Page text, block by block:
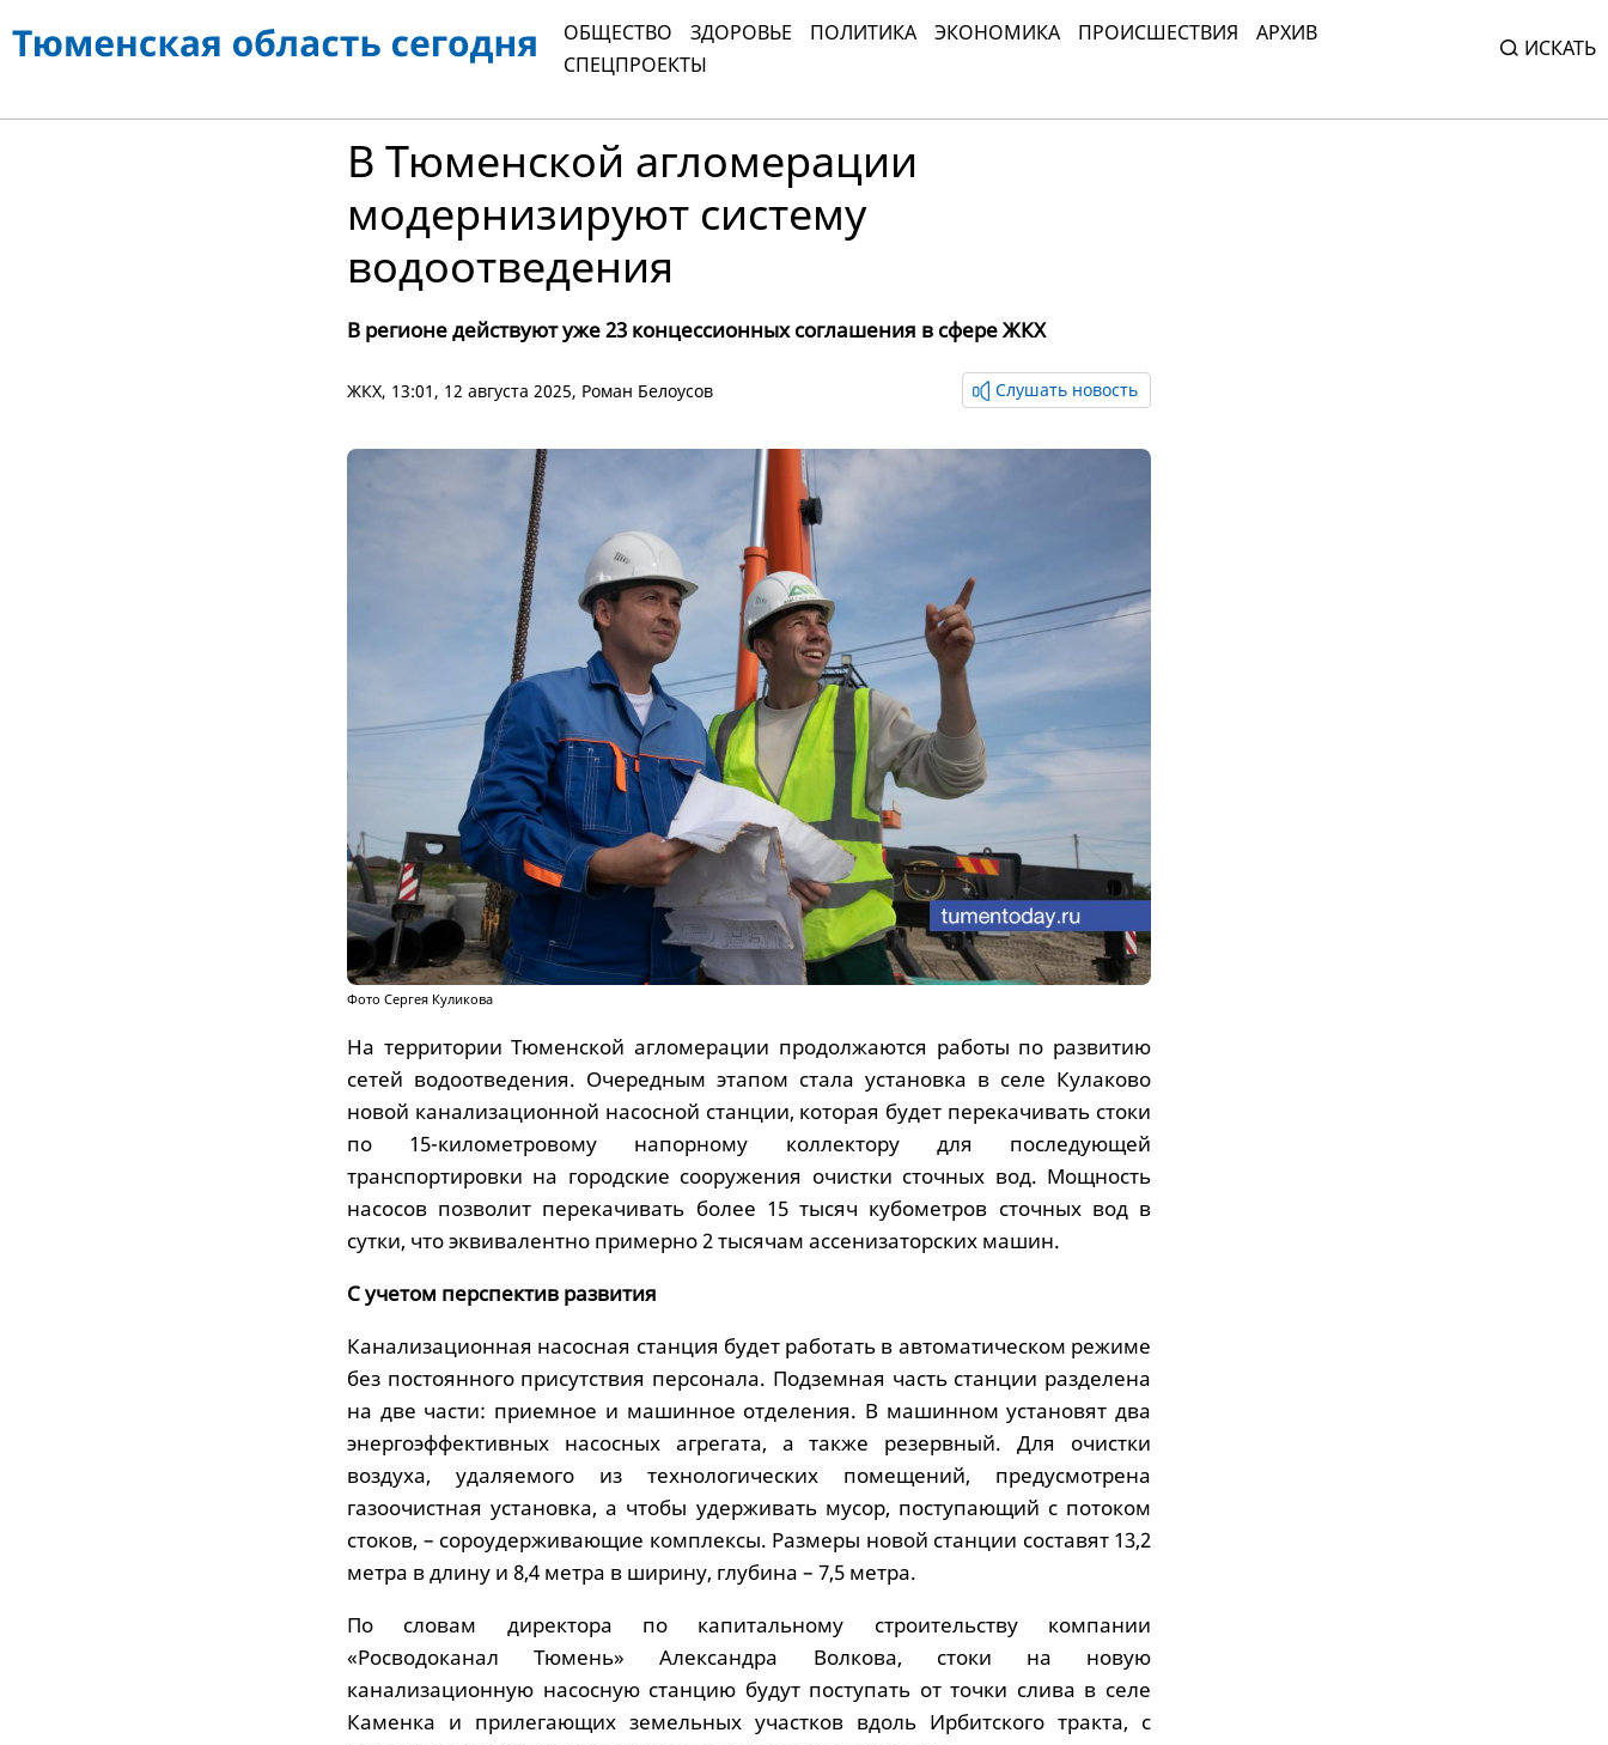
ОБЩЕСТВО ЗДОРОВЬЕ ПОЛИТИКА ЭКОНОМИКА ПРОИСШЕСТВИЯ
АРХИВ
СПЕЦПРОЕКТЫ
ИСКАТЬ
В Тюменской агломерации
модернизируют систему
водоотведения
В регионе действуют уже 23 концессионных соглашения в сфере ЖКХ
ЖКХ, 13:01, 12 августа 2025, Роман Белоусов Слушать новость
Фото Сергея Куликова
На территории Тюменской агломерации продолжаются работы по развитию
сетей водоотведения. Очередным этапом стала установка в селе Кулаково
новой канализационной насосной станции, которая будет перекачивать стоки
по 15-километровому напорному коллектору для последующей
транспортировки на городские сооружения очистки сточных вод. Мощность
насосов позволит перекачивать более 15 тысяч кубометров сточных вод в
сутки, что эквивалентно примерно 2 тысячам ассенизаторских машин.
С учетом перспектив развития
Канализационная насосная станция будет работать в автоматическом режиме
без постоянного присутствия персонала. Подземная часть станции разделена
на две части: приемное и машинное отделения. В машинном установят два
энергоэффективных насосных агрегата, а также резервный. Для очистки
воздуха, удаляемого из технологических помещений, предусмотрена
газоочистная установка, а чтобы удерживать мусор, поступающий с потоком
стоков, – сороудерживающие комплексы. Размеры новой станции составят 13,2
метра в длину и 8,4 метра в ширину, глубина – 7,5 метра.
По словам директора по капитальному строительству компании
«Росводоканал Тюмень» Александра Волкова, стоки на новую
канализационную насосную станцию будут поступать от точки слива в селе
Каменка и прилегающих земельных участков вдоль Ирбитского тракта, с